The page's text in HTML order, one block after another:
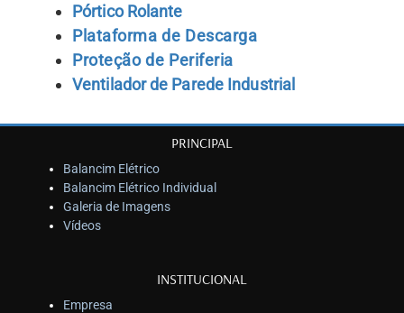
Pórtico Rolante
Plataforma de Descarga
Proteção de Periferia
Ventilador de Parede Industrial
PRINCIPAL
Balancim Elétrico
Balancim Elétrico Individual
Galeria de Imagens
Vídeos
INSTITUCIONAL
Empresa